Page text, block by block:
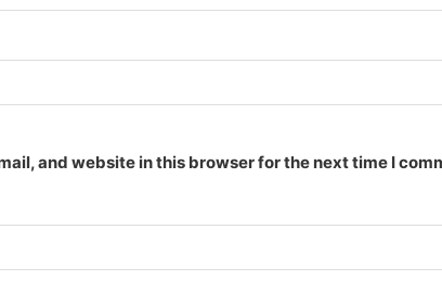
and website in this browser for the next time I